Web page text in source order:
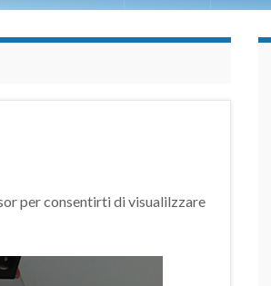
per consentirti di visualilzzare